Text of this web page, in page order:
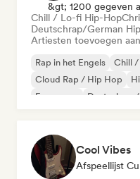
&gt; 1200 gegeven
Chill / Lo-fi Hip-Hop
Deutschrap/German
Artiesten toevoegen
Rap in het Engels Chill
Cloud Rap / Hip Hop
Franse rap
Deutschrap/
Cool Vibes
Afspeellijst